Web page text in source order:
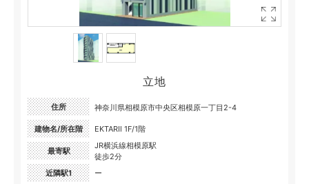
立地
住所 神奈川県相模原市中央区相模原一丁目2-4
建物名/所在階 EKTARⅡ 1F/1階
最寄駅
JR横浜線相模原駅
徒歩2分
近隣駅1
ー